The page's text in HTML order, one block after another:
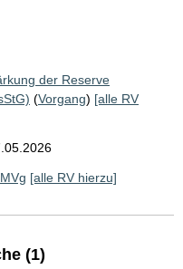
der Reserve
(Vorgang) [alle RV
[alle RV hierzu]
(1)